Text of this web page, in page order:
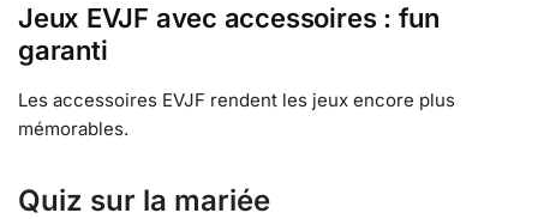
Jeux EVJF avec accessoires : fun
garanti
Les accessoires EVJF rendent les jeux encore plus
mémorables.
Quiz sur la mariée